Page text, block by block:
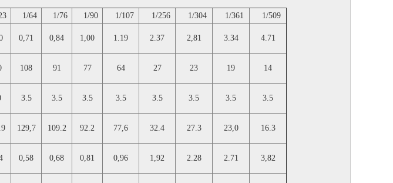
1/64 1/76 1/90 1/107 1/256 1/304 1/361 1/509
0,71 0,84 1,00 1.19 2.37 2,81 3.34 4.71
108 91 77 64 27 23 19 14
3.5 3.5 3.5 3.5 3.5 3.5 3.5 3.5
129,7 109.2 92.2 77,6 32.4 27.3 23,0 16.3
0,58 0,68 0,81 0,96 1,92 2.28 2.71 3,82